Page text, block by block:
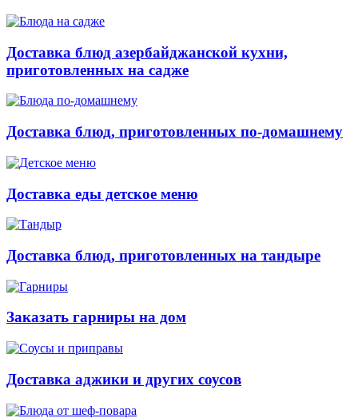
Доставка блюд азербайджанской кухни,
приготовленных на садже
Доставка блюд, приготовленных по-домашнему
Доставка еды детское меню
Доставка блюд, приготовленных на тандыре
Заказать гарниры на дом
Доставка аджики и других соусов